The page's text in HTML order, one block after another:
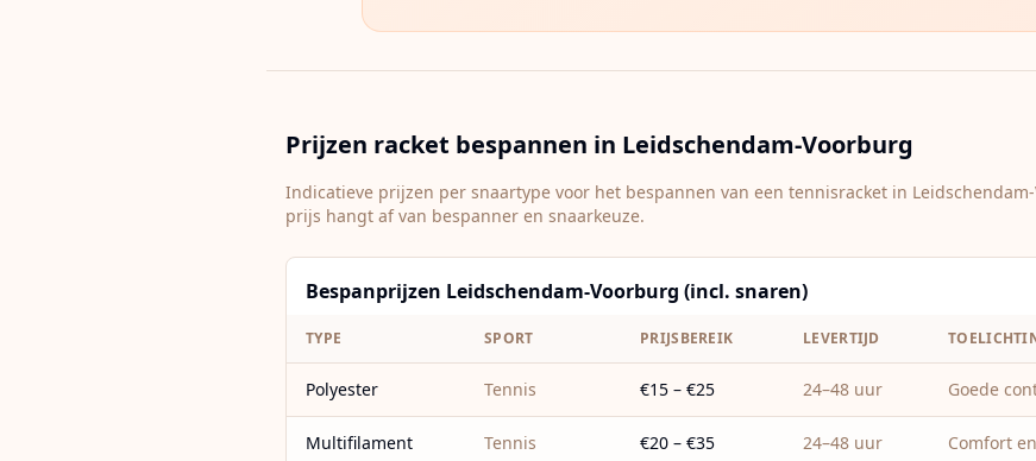
Prijzen racket bespannen in Leidschendam-Voorburg
Indicatieve prijzen per snaartype voor het bespannen van een tennisracket in
prijs hangt af van bespanner en snaarkeuze.
Bespanprijzen Leidschendam-Voorburg (incl. snaren)
TYPE SPORT PRIJSBEREIK LEVERTIJD
Polyester Tennis €15 – €25 24–48 uur Goede
Multifilament Tennis €20 – €35 24–48 uur Comfort